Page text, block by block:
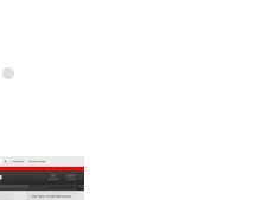
Wasserwacht Markt